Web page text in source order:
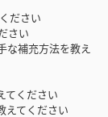
ださい
さい
補充方法を教え
ください
てください